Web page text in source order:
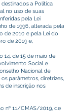
a Política
no uso de suas
pela Lei
de 1996, alterada pela
de 2010 e pela Lei do
de 2019 e,
14, de 15 de maio de
Social e
Nacional de
parâmetros, diretrizes,
de inscrição nos
nº 11/CMAS/2019, de